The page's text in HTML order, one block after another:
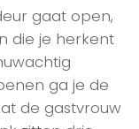
gaat open,
die je herkent
ga je de
de gastvrouw